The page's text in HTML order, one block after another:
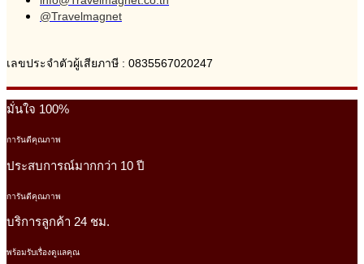
@Travelmagnet
เลขประจำตัวผู้เสียภาษี : 0835567020247
มั่นใจ 100%
การันตีคุณภาพ
ประสบการณ์มากกว่า 10 ปี
การันตีคุณภาพ
บริการลูกค้า 24 ชม.
พร้อมรับเรื่องดูแลคุณ